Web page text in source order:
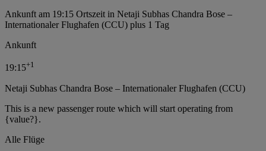
Ankunft am 19:15 Ortszeit in Netaji Subhas Chandra Bose –
Internationaler Flughafen (CCU) plus 1 Tag
Ankunft
19:15+1
Netaji Subhas Chandra Bose – Internationaler Flughafen (CCU)
This is a new passenger route which will start operating from
{value?}.
Alle Flüge